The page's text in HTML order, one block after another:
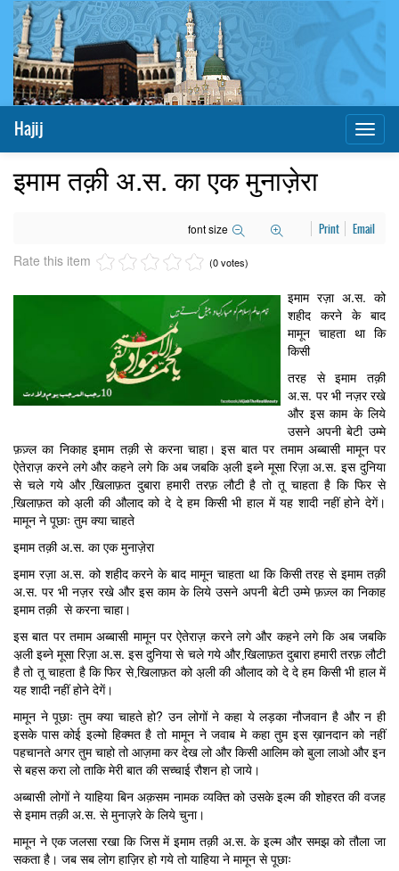
Hajij
इमाम तक़ी अ.स. का एक मुनाज़ेरा
font size Print Email
Rate this item (0 votes)
इमाम रज़ा अ.स. को
शहीद करने के बाद
मामून चाहता था कि
किसी
तरह से इमाम तक़ी
अ.स. पर भी नज़र रखे
और इस काम के लिये
उसने अपनी बेटी उम्मे
फ़ज़्ल का निकाह इमाम तक़ी से करना चाहा। इस बात पर तमाम अब्बासी मामून पर
ऐतेराज़ करने लगे और कहने लगे कि अब जबकि अ़ली इब्ने मूसा रिज़ा अ.स. इस दुनिया
से चले गये और खि़लाफ़त दुबारा हमारी तरफ़ लौटी है तो तू चाहता है कि फिर से
खि़लाफ़त को अ़ली की औलाद को दे दे हम किसी भी हाल में यह शादी नहीं होने देगें।
मामून ने पूछाः तुम क्या चाहते
इमाम तक़ी अ.स. का एक मुनाज़ेरा
इमाम रज़ा अ.स. को शहीद करने के बाद मामून चाहता था कि किसी तरह से इमाम तक़ी
अ.स. पर भी नज़र रखे और इस काम के लिये उसने अपनी बेटी उम्मे फ़ज़्ल का निकाह
इमाम तक़ी से करना चाहा।
इस बात पर तमाम अब्बासी मामून पर ऐतेराज़ करने लगे और कहने लगे कि अब जबकि
अ़ली इब्ने मूसा रिज़ा अ.स. इस दुनिया से चले गये और खि़लाफ़त दुबारा हमारी तरफ़ लौटी
है तो तू चाहता है कि फिर से खि़लाफ़त को अ़ली की औलाद को दे दे हम किसी भी हाल में
यह शादी नहीं होने देगें।
मामून ने पूछाः तुम क्या चाहते हो? उन लोगों ने कहा ये लड़का नौजवान है और न ही
इसके पास कोई इल्मो हिक्मत है तो मामून ने जवाब मे कहा तुम इस ख़ानदान को नहीं
पहचानते अगर तुम चाहो तो आज़मा कर देख लो और किसी आलिम को बुला लाओ और इन
से बहस करा लो ताकि मेरी बात की सच्चाई रौशन हो जाये।
अब्बासी लोगों ने याहिया बिन अक़सम नामक व्यक्ति को उसके इल्म की शोहरत की वजह
से इमाम तक़ी अ.स. से मुनाज़रे के लिये चुना।
मामून ने एक जलसा रखा कि जिस में इमाम तक़ी अ.स. के इल्म और समझ को तौला जा
सकता है। जब सब लोग हाज़िर हो गये तो याहिया ने मामून से पूछाः